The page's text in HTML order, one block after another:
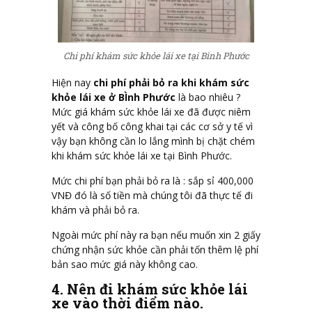
Chi phí khám sức khỏe lái xe tại Bình Phước
Hiện nay chi phí phải bỏ ra khi khám sức
khỏe lái xe ở BÌnh Phước là bao nhiêu ?
Mức giá khám sức khỏe lái xe đã được niêm
yết và công bố công khai tại các cơ sở y tế vì
vậy bạn không cần lo lắng mình bị chặt chém
khi khám sức khỏe lái xe tại Bình Phước.
Mức chi phí bạn phải bỏ ra là : sắp sỉ 400,000
VNĐ đó là số tiền mà chúng tôi đã thực tế đi
khám và phải bỏ ra.
Ngoài mức phí này ra bạn nếu muốn xin 2 giấy
chứng nhận sức khỏe cần phải tốn thêm lệ phí
bản sao mức giá này không cao.
4. Nên đi khám sức khỏe lái
xe vào thời điểm nào.